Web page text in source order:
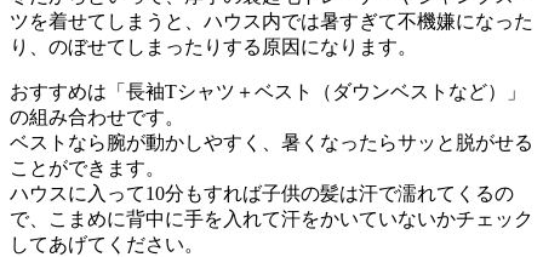
ツを着せてしまうと、ハウス内では暑すぎて不機嫌になった
り、のぼせてしまったりする原因になります。
おすすめは 「長袖Tシャツ＋ベスト（ダウンベストなど）」
の組み合わせです。
ベストなら腕が動かしやすく、暑くなったらサッと脱がせる
ことができます。
ハウスに入って10分もすれば子供の髪は汗で濡れてくるの
で、
こまめに背中に手を入れて汗をかいていないかチェック
してあげてください。